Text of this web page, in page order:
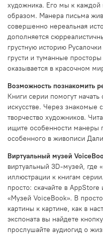
художника. Его мы к
образом. Манера письма
совершенно нереальная
дополняется
грустную историю
грусти и туманные
оказывается в красочном
Возможность познакомить
Книги серии помогут
искусстве. Через знакомые
творчество художников.
ищите особенности манеры
особенного в живописи
Виртуальный музей
виртуальный 3D-музей, где
иллюстрации к книгам
просто: скачайте в
«Музей VoiceBook». В
картины к картине, как в
экспоната вы найдете
прослушайте аудиогид о